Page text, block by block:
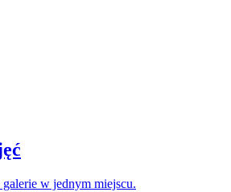
w jednym miejscu.